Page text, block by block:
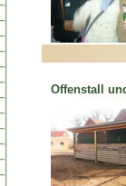
Offenstall